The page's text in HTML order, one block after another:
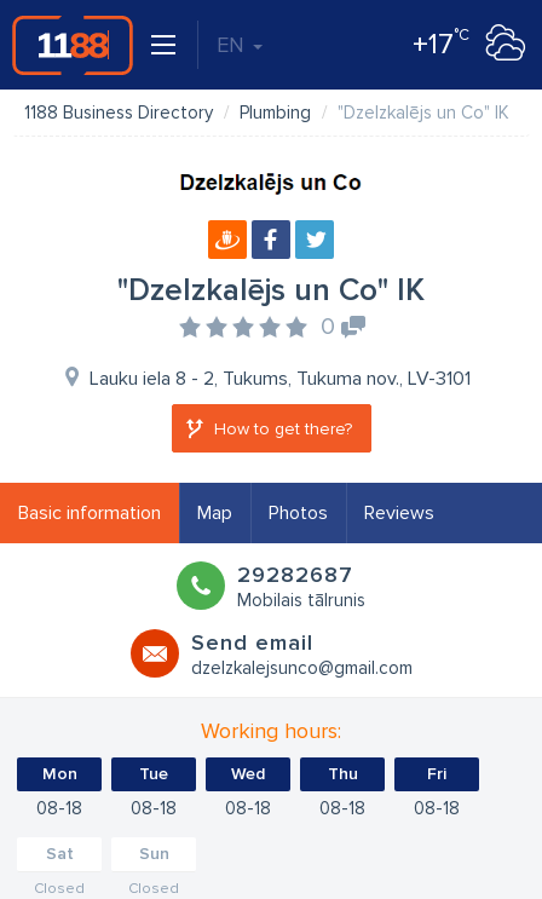
EN +17°C
1188 Business Directory Plumbing "Dzelzkalējs un Co" IK
"Dzelzkalējs un Co" IK
0
Lauku iela 8 - 2, Tukums, Tukuma nov., LV-3101
How to get there?
Basic information Map Photos Reviews
29282687
Mobilais tālrunis
Send email
dzelzkalejsunco@gmail.com
Working hours:
Mon
08 18
Tue
08 18
Wed
08 18
Thu
08 18
Fri
08 18
Sat
Closed
Sun
Closed